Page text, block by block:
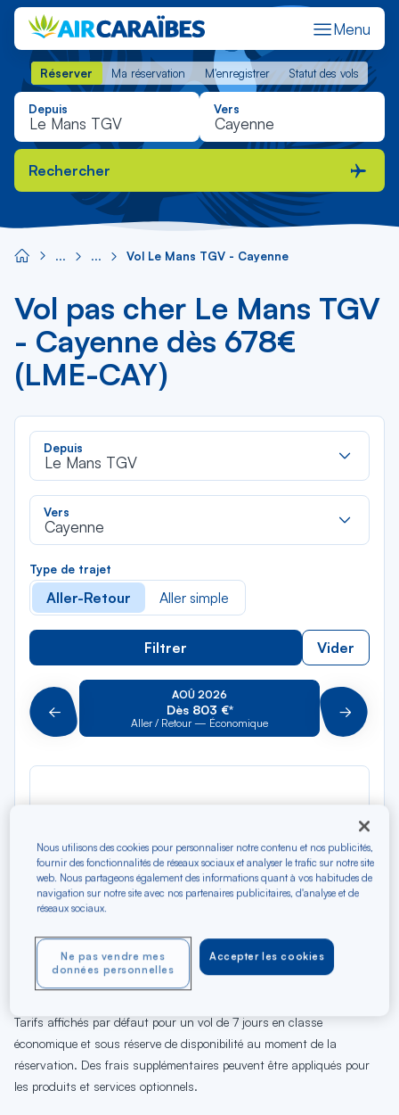
Menu
Réserver Ma réservation M'enregistrer Statut des vols
Réserver Ma réservation M'enregistrer Statut des vols
Depuis Vers
Rechercher
Vol Le Mans TGV - Cayenne
Vol pas cher Le Mans TGV
- Cayenne dès 678€
(LME-CAY)
Depuis
Le Mans TGV
Vers
Cayenne
Type de trajet
Aller-Retour Aller simple
Filtrer Vider
Précédent
AOÛ 2026
Dès 803 €*
Aller / Retour — Économique Suivant
Sa
AOÛ
Di
Lu
Ma
13
Ve
Sa
Di
Lu
Tarifs affichés par défaut pour un vol de 7 jours en classe
économique et sous réserve de disponibilité au moment de la
réservation. Des frais supplémentaires peuvent être appliqués pour
les produits et services optionnels.
Nous utilisons des cookies pour personnaliser notre contenu et nos publicités,
fournir des fonctionnalités de réseaux sociaux et analyser le trafic sur notre site
web. Nous partageons également des informations quant à vos habitudes de
navigation sur notre site avec nos partenaires publicitaires, d'analyse et de
réseaux sociaux.
Accepter les cookies
Ne pas vendre mes
données personnelles